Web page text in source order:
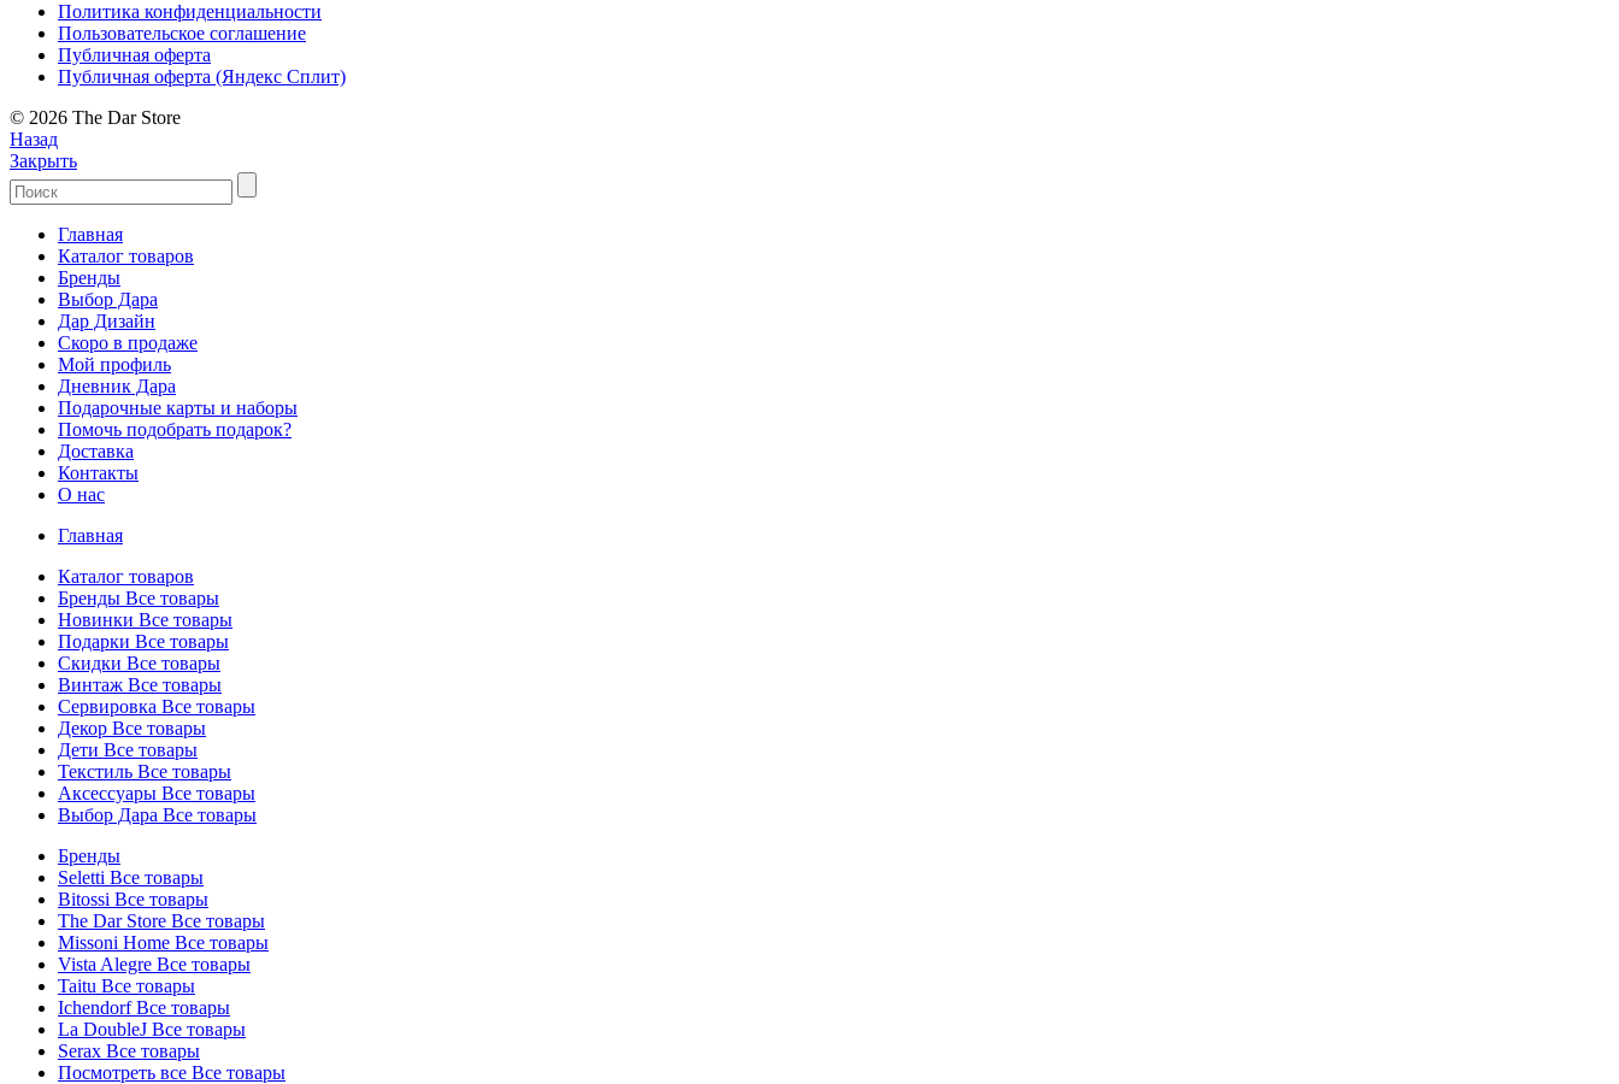
Политика конфиденциальности
Пользовательское соглашение
Публичная оферта
Публичная оферта (Яндекс Сплит)
© 2026 The Dar Store
Назад
Закрыть
Главная
Каталог товаров
Бренды
Выбор Дара
Дар Дизайн
Скоро в продаже
Мой профиль
Дневник Дара
Подарочные карты и наборы
Помочь подобрать подарок?
Доставка
Контакты
О нас
Главная
Каталог товаров
Бренды Все товары
Новинки Все товары
Подарки Все товары
Скидки Все товары
Винтаж Все товары
Сервировка Все товары
Декор Все товары
Дети Все товары
Текстиль Все товары
Аксессуары Все товары
Выбор Дара Все товары
Бренды
Seletti Все товары
Bitossi Все товары
The Dar Store Все товары
Missoni Home Все товары
Vista Alegre Все товары
Taitu Все товары
IchendorfВсе товары
La DoubleJ Все товары
Serax Все товары
Посмотреть все Все товары